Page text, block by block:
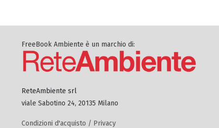
FreeBook Ambiente è un marchio di:
ReteAmbiente srl
viale Sabotino 24, 20135 Milano
Condizioni d'acquisto / Privacy